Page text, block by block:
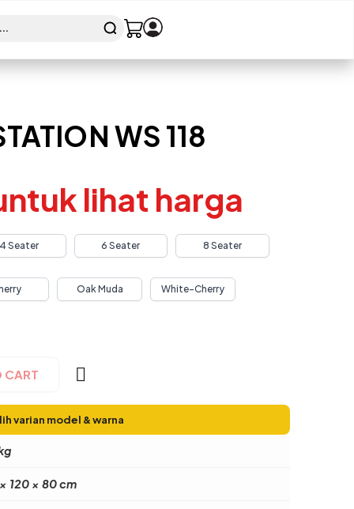
WS 118
lihat harga
4 Seater 6 Seater 8 Seater
Oak Muda White-Cherry
CART
varian model & warna
120 × 80 cm